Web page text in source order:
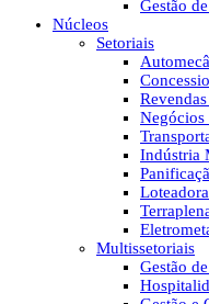
Gestão
Núcleos
Setoriais
Negócios
Indústria
Multissetoriais
Gestão